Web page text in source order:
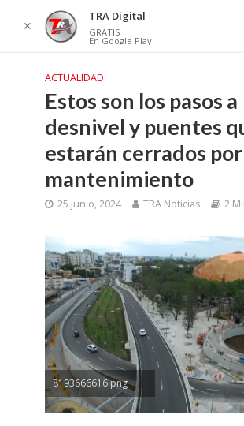
ACTUALIDAD
Estos son los pasos a
desnivel y puentes
estarán cerrados por
mantenimiento
25 junio, 2024 TRA Noticias 2
8193666616.png
✕
TRA Digital
GRATIS
En Google Play